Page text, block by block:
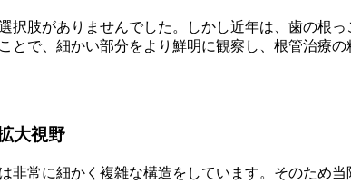
択肢がありませんでした。しかし近年は、歯の根
とで、細かい部分をより鮮明に観察し、根管治療
大視野
非常に細かく複雑な構造をしています。そのため